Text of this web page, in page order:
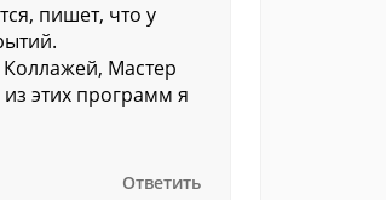
пишет, что у
Мастер
этих программ я
Ответить